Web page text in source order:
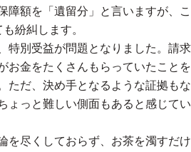
障額を「遺留分」と言いますが、こ
紛糾します。
特別受益が問題となりました。請求
お金をたくさんもらっていたことを
ただ、決め手となるような証拠もな
ょっと難しい側面もあると感じてい
を尽くしておらず、お茶を濁すだけ